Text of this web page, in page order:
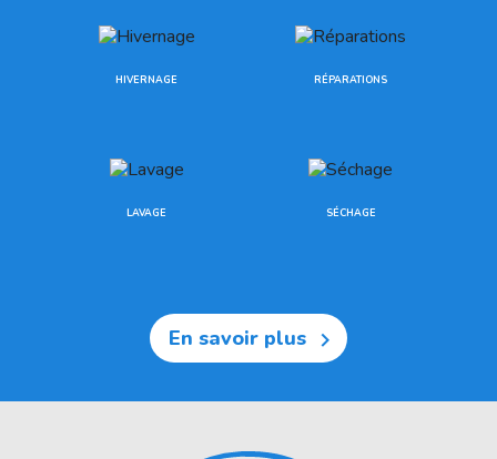
HIVERNAGE RÉPARATIONS
LAVAGE SÉCHAGE
En savoir plus 